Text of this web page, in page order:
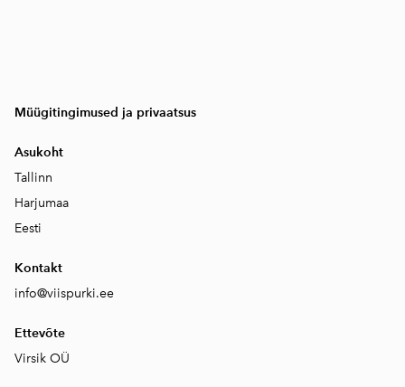
Müügitingimused ja privaatsus
Asukoht
Tallinn
Harjumaa
Eesti
Kontakt
info@viispurki.ee
Ettevõte
Virsik OÜ